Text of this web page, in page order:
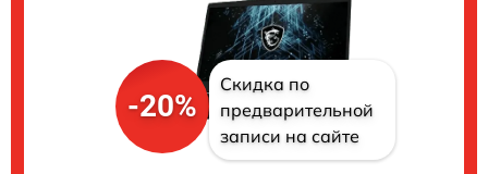
-20%
Скидка по
предварительной
записи на сайте